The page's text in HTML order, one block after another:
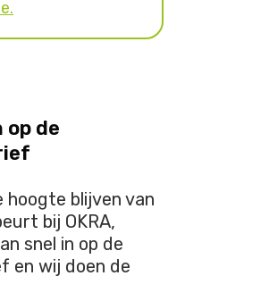
de
hoogte blijven van
bij OKRA,
snel in op de
en wij doen de